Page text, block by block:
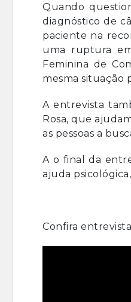
Quando
diagnóstico de
paciente na
uma ruptura
Feminina de
mesma situação
A entrevista
Rosa, que
as pessoas a
A o final da
ajuda
Confira